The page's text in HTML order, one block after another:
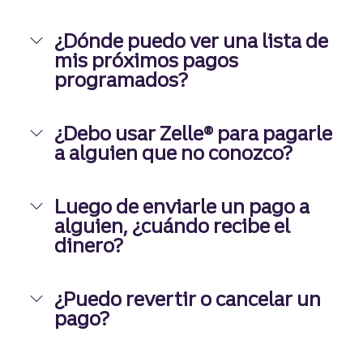
¿Dónde puedo ver una lista de
mis próximos pagos
programados?
¿Debo usar Zelle® para pagarle
a alguien que no conozco?
Luego de enviarle un pago a
alguien, ¿cuándo recibe el
dinero?
¿Puedo revertir o cancelar un
pago?